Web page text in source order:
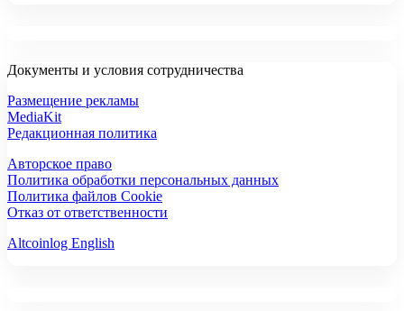
Документы и условия сотрудничества
Размещение рекламы
MediaKit
Редакционная политика
Авторское право
Политика обработки персональных данных
Политика файлов Cookie
Отказ от ответственности
Altcoinlog English